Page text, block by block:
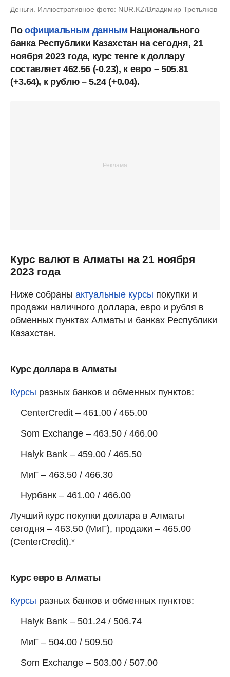
Деньги. Иллюстративное фото: NUR.KZ/Владимир Третьяков
По официальным данным Национального
банка Республики Казахстан на сегодня, 21
ноября 2023 года, курс тенге к доллару
составляет 462.56 (-0.23), к евро – 505.81
(+3.64), к рублю – 5.24 (+0.04).
Курс валют в Алматы на 21 ноября
2023 года
Ниже собраны актуальные курсы покупки и
продажи наличного доллара, евро и рубля в
обменных пунктах Алматы и банках Республики
Казахстан.
Курс доллара в Алматы
Курсы разных банков и обменных пунктов:
CenterCredit – 461.00 / 465.00
Som Exchange – 463.50 / 466.00
Halyk Bank – 459.00 / 465.50
МиГ – 463.50 / 466.30
Нурбанк – 461.00 / 466.00
Лучший курс покупки доллара в Алматы
сегодня – 463.50 (МиГ), продажи – 465.00
(CenterCredit).*
Курс евро в Алматы
Курсы разных банков и обменных пунктов:
Halyk Bank – 501.24 / 506.74
МиГ – 504.00 / 509.50
Som Exchange – 503.00 / 507.00